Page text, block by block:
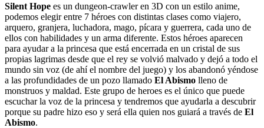
Silent Hope es un dungeon-crawler en 3D con un estilo anime,
podemos elegir entre 7 héroes con distintas clases como viajero,
arquero, granjera, luchadora, mago, pícara y guerrera, cada uno de
ellos con habilidades y un arma diferente. Estos héroes aparecen
para ayudar a la princesa que está encerrada en un cristal de sus
propias lagrimas desde que el rey se volvió malvado y dejó a todo el
mundo sin voz (de ahí el nombre del juego) y los abandonó yéndose
a las profundidades de un pozo llamado El Abismo lleno de
monstruos y maldad. Este grupo de heroes es el único que puede
escuchar la voz de la princesa y tendremos que ayudarla a descubrir
porque su padre hizo eso y será ella quien nos guiará a través de El
Abismo.